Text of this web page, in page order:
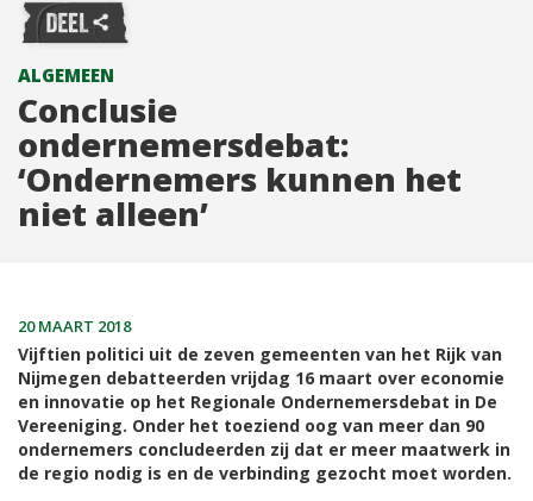
ALGEMEEN
Conclusie
ondernemersdebat:
‘Ondernemers kunnen het
niet alleen’
20 MAART 2018
Vijftien politici uit de zeven gemeenten van het Rijk van
Nijmegen debatteerden vrijdag 16 maart over economie
en innovatie op het Regionale Ondernemersdebat in De
Vereeniging. Onder het toeziend oog van meer dan 90
ondernemers concludeerden zij dat er meer maatwerk in
de regio nodig is en de verbinding gezocht moet worden.